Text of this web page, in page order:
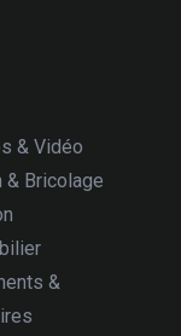
& Vidéo
& Bricolage
&